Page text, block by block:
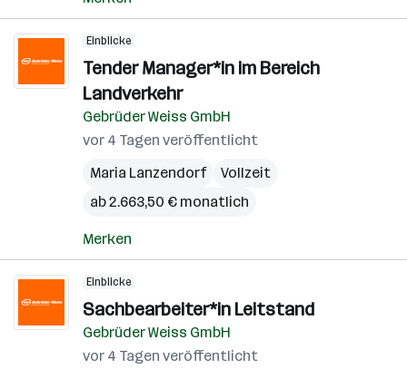
Einblicke
Tender Manager*in im Bereich
Landverkehr
Gebrüder Weiss GmbH
vor 4 Tagen veröffentlicht
Maria Lanzendorf
Vollzeit
ab 2.663,50 € monatlich
Merken
Einblicke
Sachbearbeiter*in Leitstand
Gebrüder Weiss GmbH
vor 4 Tagen veröffentlicht